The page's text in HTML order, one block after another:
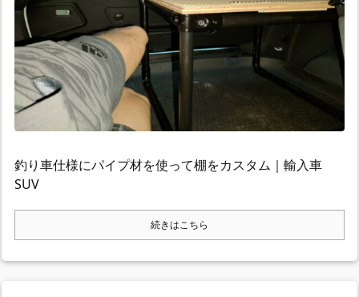
釣り車仕様にパイプ材を使って棚をカスタム｜輸入車
SUV
続きはこちら